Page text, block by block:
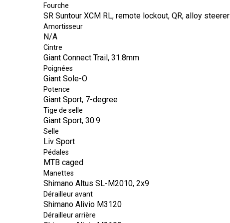
Fourche
SR Suntour XCM RL, remote lockout, QR, alloy steerer
Amortisseur
N/A
Cintre
Giant Connect Trail, 31.8mm
Poignées
Giant Sole-O
Potence
Giant Sport, 7-degree
Tige de selle
Giant Sport, 30.9
Selle
Liv Sport
Pédales
MTB caged
Manettes
Shimano Altus SL-M2010, 2x9
Dérailleur avant
Shimano Alivio M3120
Dérailleur arrière